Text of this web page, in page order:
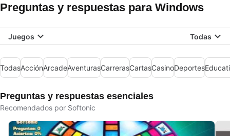
Preguntas y respuestas para Windows
Juegos Todas
TodasAcciónArcadeAventurasCarrerasCartasCasinoDeportes
Preguntas y respuestas esenciales
Recomendados por Softonic